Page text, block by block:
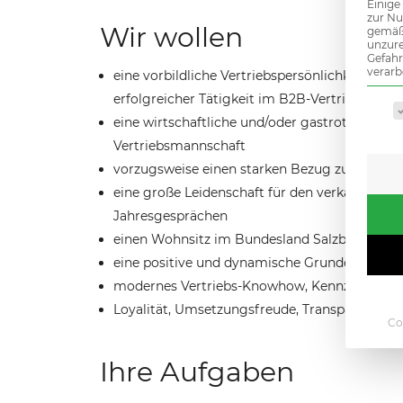
Wir wollen
eine vorbildliche Vertriebspersönlichkeit als
erfolgreicher Tätigkeit im B2B-Vertrieb
eine wirtschaftliche und/oder
Vertriebsmannschaft
vorzugsweise einen starken Bezug zur
eine große Leidenschaft für den
Jahresgesprächen
einen Wohnsitz im Bundesland Salzburg
eine positive und dynamische
modernes Vertriebs-Knowhow, Kennzahlen-
Loyalität, Umsetzungsfreude, Transparenz
Ihre Aufgaben
zur
Es